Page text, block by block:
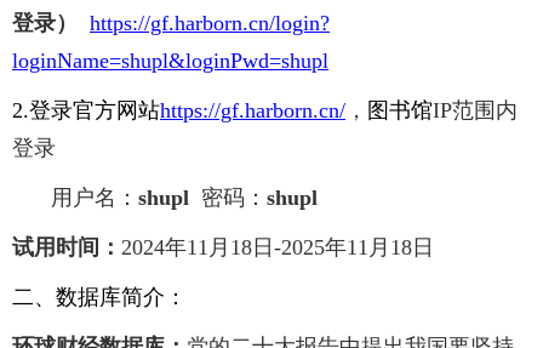
登录） https://gf.harborn.cn/login?
loginName=shupl&loginPwd=shupl
2.登录官方网站https://gf.harborn.cn/ ， 图书馆IP范围内
登录
用户名：shupl 密码：shupl
试用时间： 2024年11 月 18 日 -2025年11 月 18 日
二、数据库简介：